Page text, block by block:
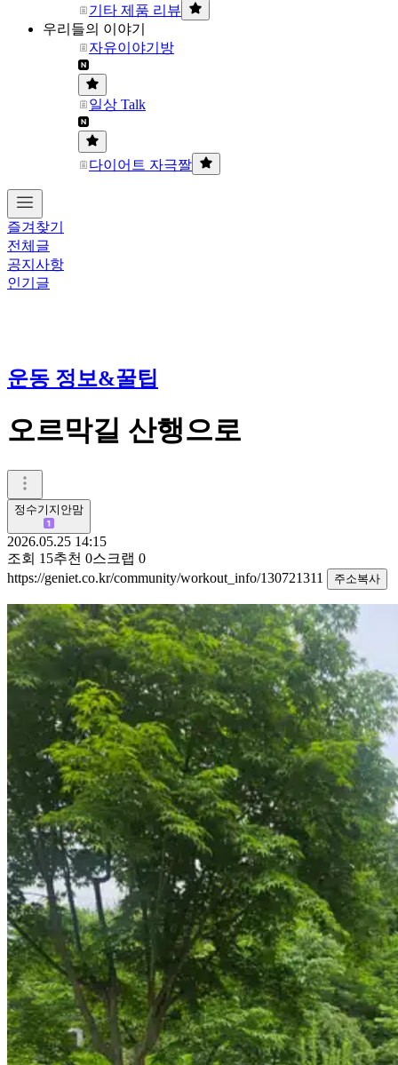
기타 제품 리뷰
우리들의 이야기
자유이야기방
일상 Talk
다이어트 자극짤
즐겨찾기
전체글
공지사항
인기글
운동 정보&꿀팁
오르막길 산행으로
정수기지안맘
2026.05.25 14:15
조회 15추천 0스크랩 0
https://geniet.co.kr/community/workout_info/130721311
주소복사